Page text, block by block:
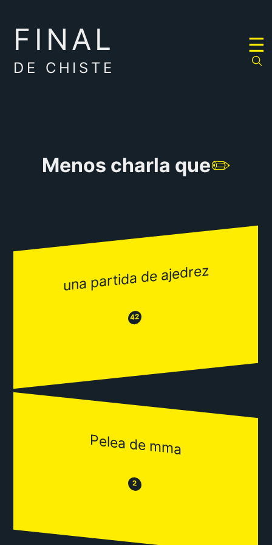
FINAL
DE CHISTE
☰
Menos charla que✏️
una partida de ajedrez
😒 42 😂
Pelea de mma
😒 2 😂